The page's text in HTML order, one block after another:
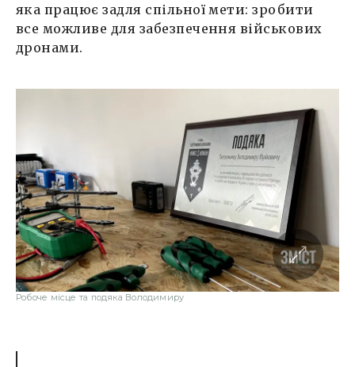
яка працює задля спільної мети: зробити
все можливе для забезпечення військових
дронами.
Робоче місце та подяка Володимиру